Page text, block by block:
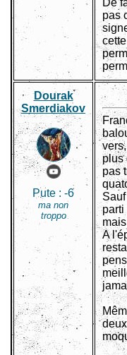
De
pas
Dourak
Smerdiakov
Pute : -6
ma non
troppo
plus
pas
parti
A